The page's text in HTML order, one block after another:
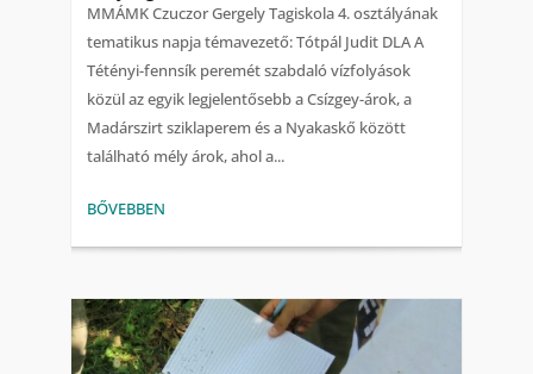
MMÁMK Czuczor Gergely Tagiskola 4. osztályának
tematikus napja témavezető: Tótpál Judit DLA A
Tétényi-fennsík peremét szabdaló vízfolyások
közül az egyik legjelentősebb a Csízgey-árok, a
Madárszirt sziklaperem és a Nyakaskő között
található mély árok, ahol a...
BŐVEBBEN